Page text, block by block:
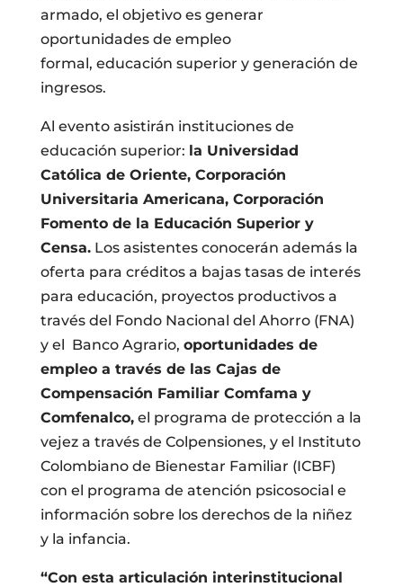
armado, el objetivo es generar
oportunidades de empleo
formal, educación superior y generación de
ingresos.
Al evento asistirán instituciones de
educación superior: la Universidad
Católica de Oriente, Corporación
Universitaria Americana, Corporación
Fomento de la Educación Superior y
Censa.Los asistentes conocerán además la
oferta para créditos a bajas tasas de interés
para educación, proyectos productivos a
través del Fondo Nacional del Ahorro (FNA)
y el Banco Agrario, oportunidades de
empleo a través de las Cajas de
Compensación Familiar Comfama y
Comfenalco,el programa de protección a la
vejez a través de Colpensiones, y el Instituto
Colombiano de Bienestar Familiar (ICBF)
con el programa de atención psicosocial e
información sobre los derechos de la niñez
y la infancia.
“Con esta articulación interinstitucional